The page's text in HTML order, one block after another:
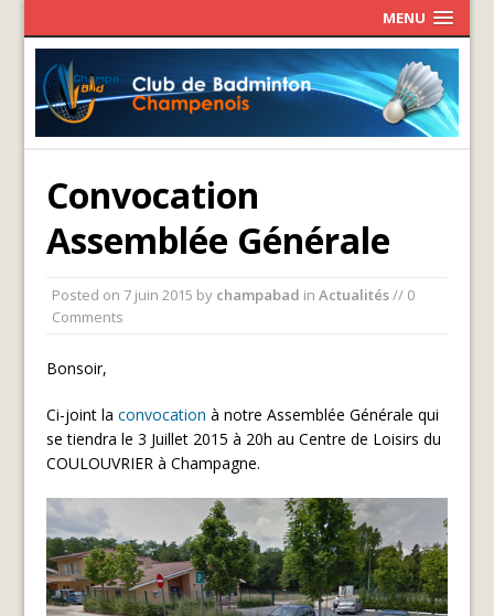
MENU
Convocation
Assemblée Générale
Posted on 7 juin 2015 by champabad inActualités// 0
Comments
Bonsoir,
Ci-joint laconvocation à notre Assemblée Générale qui
se tiendra le 3 Juillet 2015 à 20h au Centre de Loisirs du
COULOUVRIER à Champagne.